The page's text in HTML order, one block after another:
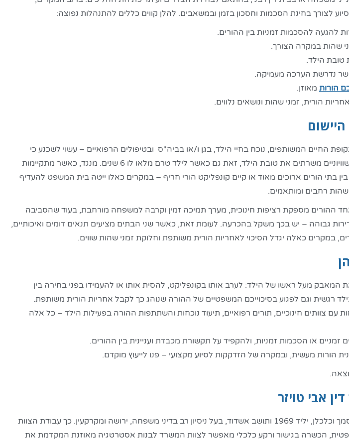
לצורך בחינת הסכמות וחסכון בזמן ובמשאבים. להלן קווים כללים להתנהלות נפוצה:
להגעה להסכמות זמניות בין ההורים.
שהות במקרה הצורך.
טובת הילד.
נדרשת הערכה מעמיקה.
הורות מאוזן.
הורית, זמני שהות ונושאים נלווים.
החיים המשותפים, נוכח בחיי הילד, בגן ו/או בביה"ס ובטיפולים הרפואיים – עשוי לשכנע כי
אחריות הורית משותפת ו/או זמני שהות שוויוניים משרתים את טובת הילד, זאת גם כאשר לילד טרם מלאו לו 6 שנים. מנגד, כאשר מתקיימות
בתי הורים ארוכים מאוד או קיים קונפליקט הורי חריף – במקרים כאלו ייטה בית המשפט להעדיף
רחבים ומותאמים.
ההורים מספקת רציפות חינוכית, מערך תמיכה זמין וקרבה למשפחה מורחבת, בעוד שהסביבה
גבוהה – יש בכך משקל בהכרעה. לעומת זאת, כאשר שני הבתים מציעים תנאים דומים ואיכותיים,
במקרים כאלה יגדל הסיכוי לאחריות הורית משותפת וחלוקת זמני שהות שווים.
המאבק מעל ראשו של הילד: לערב אותו בקונפליקט, להסית אותו או להעמידו בפני בחירה בין
רגשית וגם לפגוע בסיכוייכם המשפטיים של ההורה שנוהג כך לקבל אחריות הורית משותפת.
עם צוותים חינוכיים, תורים רפואיים, תיעוד נוכחות והשתתפות ההורה בפעילות הילד – כל אלה
זמניים או הסכמות זמניות, ולהקפיד על תקשורת מכבדת ועניינית בין ההורים.
הורות מעשית, ובמקרה של הזדקקות לסיוע מקצועי – פנו לייעוץ מוקדם.
אבי טויזר
עורך דין אבי טויזר הוא נוטריון, מגשר מוסמך וכלכלן, יליד 1969 ותושב אשדוד, בעל ניסיון רב בדיני משפחה, ירושה ומקרקעין. כך עבודת הצוות
הכשרה בגישור ורקע כלכלי מאפשר לצוות המשרד לבנות אסטרטגיה מאוזנת המקדמת את